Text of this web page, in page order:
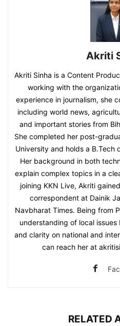
Akriti
Akriti Sinha is a Content
working with the
experience in journalism, she
including world news,
and important stories from
She completed her post-
University and holds a B.Tech
Her background in both
explain complex topics in a
joining KKN Live, Akriti
correspondent at Dainik
Navbharat Times. Being from
understanding of local
and clarity on national and
can reach her at
RELATED